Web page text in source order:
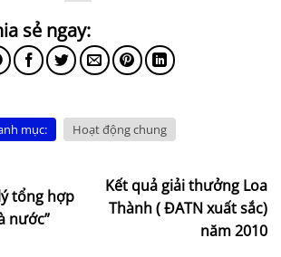
mục: Hoạt động chung
tổng hợp
nước”
Kết quả giải thưởng Loa
Thành ( ĐATN xuất sắc)
năm 2010